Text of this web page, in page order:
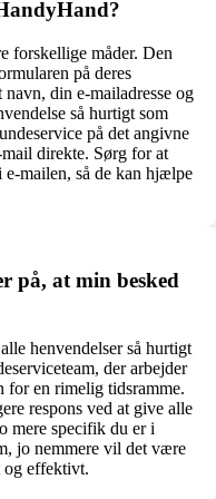
forskellige måder. Den
på deres
din e-mailadresse og
så hurtigt som
på det angivne
direkte. Sørg for at
mailen, så de kan hjælpe
på, at min besked
henvendelser så hurtigt
der arbejder
for en rimelig tidsramme.
respons ved at give alle
mere specifik du er i
jo nemmere vil det være
effektivt.